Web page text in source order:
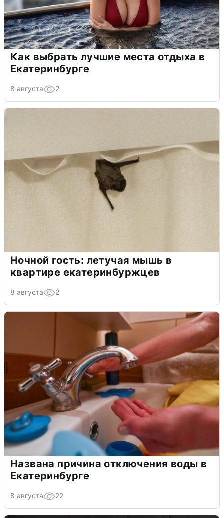
Как выбрать лучшие места отдыха в
Екатеринбурге
8 августа 2
Ночной гость: летучая мышь в
квартире екатеринбуржцев
8 августа 2
Названа причина отключения воды в
Екатеринбурге
8 августа 22